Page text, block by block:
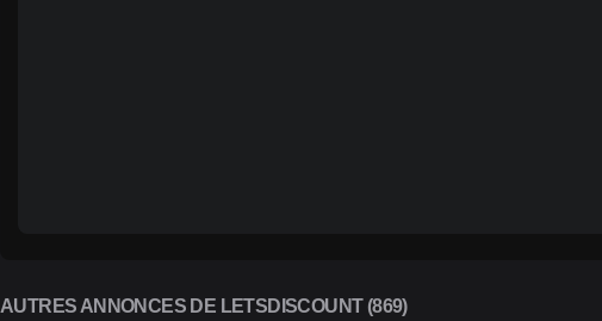
AUTRES ANNONCES DE LETSDISCOUNT (869)